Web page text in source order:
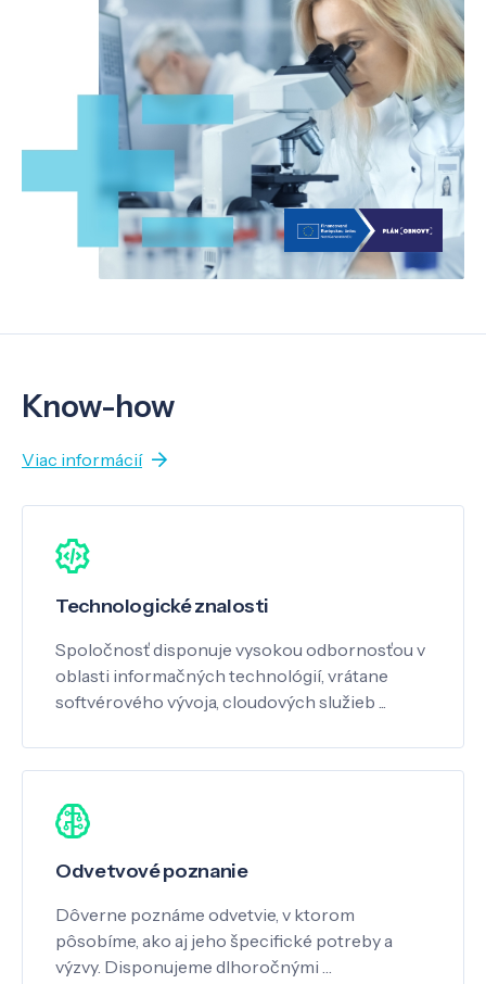
Know-how
Viac informácií
Technologické znalosti
Spoločnosť disponuje vysokou odbornosťou v
oblasti informačných technológií, vrátane
softvérového vývoja, cloudových služieb ...
Odvetvové poznanie
Dôverne poznáme odvetvie, v ktorom
pôsobíme, ako aj jeho špecifické potreby a
výzvy. Disponujeme dlhoročnými …